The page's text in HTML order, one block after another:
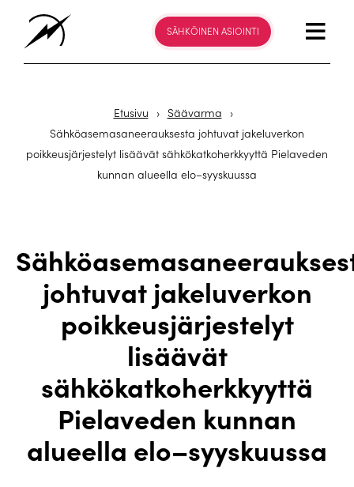
SÄHKÖINEN ASIOINTI
Etusivu › Säävarma
›
Sähköasemasaneerauksesta johtuvat jakeluverkon
poikkeusjärjestelyt lisäävät sähkökatkoherkkyyttä Pielaveden
kunnan alueella elo–syyskuussa
johtuvat jakeluverkon
poikkeusjärjestelyt
lisäävät
sähkökatkoherkkyyttä
Pielaveden kunnan
alueella elo–syyskuussa